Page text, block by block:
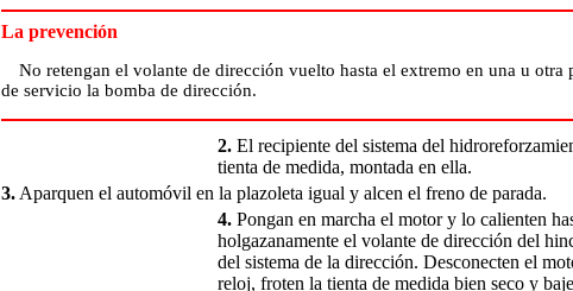
La prevención
No retengan el volante de dirección vuelto hasta el extremo en una u otra
de servicio la bomba de dirección.
2. El recipiente del sistema del
tienta de medida, montada en ella.
3. Aparquen el automóvil en la plazoleta igual y alcen el freno de parada.
4. Pongan en marcha el motor y lo calienten
holgazanamente el volante de dirección del
del sistema de la dirección. Desconecten el
reloj, froten la tienta de medida bien seco y